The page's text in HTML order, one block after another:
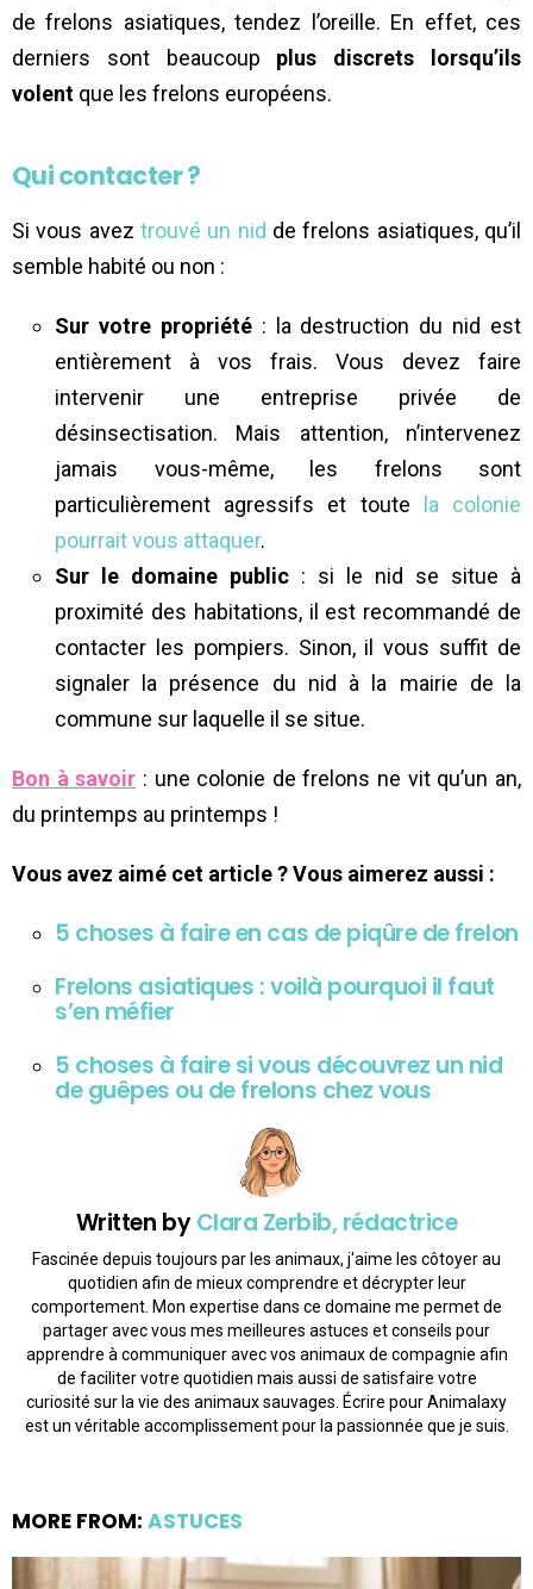
de frelons asiatiques, tendez l’oreille. En effet, ces
derniers sont beaucoup plus discrets lorsqu’ils
volent que les frelons européens.
Qui contacter ?
Si vous avez trouvé un nid de frelons asiatiques, qu’il
semble habité ou non :
Sur votre propriété: la destruction du nid est
entièrement à vos frais. Vous devez faire
intervenir une entreprise privée de
désinsectisation. Mais attention, n’intervenez
jamais vous-même, les frelons sont
particulièrement agressifs et toute la colonie
pourrait vous attaquer.
Sur le domaine public : si le nid se situe à
proximité des habitations, il est recommandé de
contacter les pompiers. Sinon, il vous suffit de
signaler la présence du nid à la mairie de la
commune sur laquelle il se situe.
Bon à savoir : une colonie de frelons ne vit qu’un an,
du printemps au printemps !
Vous avez aimé cet article ? Vous aimerez aussi :
5 choses à faire en cas de piqûre de frelon
Frelons asiatiques : voilà pourquoi il faut
s’en méfier
5 choses à faire si vous découvrez un nid
de guêpes ou de frelons chez vous
Written byClara Zerbib, rédactrice
Fascinée depuis toujours par les animaux, j'aime les côtoyer au
quotidien afin de mieux comprendre et décrypter leur
comportement. Mon expertise dans ce domaine me permet de
partager avec vous mes meilleures astuces et conseils pour
apprendre à communiquer avec vos animaux de compagnie afin
de faciliter votre quotidien mais aussi de satisfaire votre
curiosité sur la vie des animaux sauvages. Écrire pour Animalaxy
est un véritable accomplissement pour la passionnée que je suis.
MORE FROM: ASTUCES